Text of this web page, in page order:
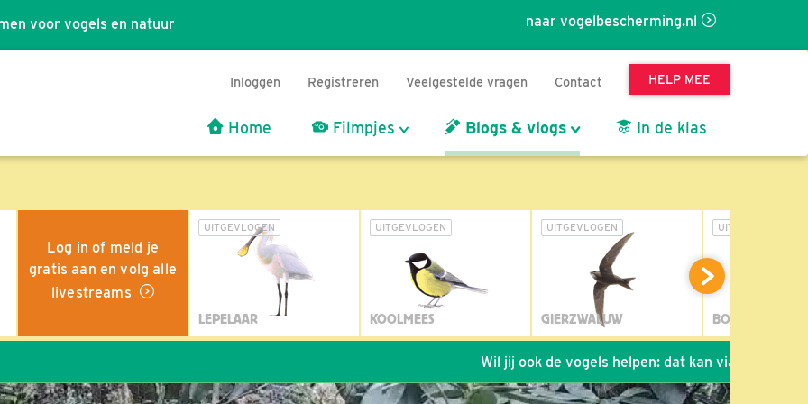
naar vogelbescherming.nl
voor vogels en natuur
Inloggen Registreren Veelgestelde vragen Contact HELP MEE
Home Filmpjes Blogs & vlogs In de klas
Log in of meld je
gratis aan en volg alle
livestreams
UITGEVLOGEN
LEPELAAR
UITGEVLOGEN
KOOLMEES
UITGEVLOGEN
GIERZWALUW
UITGEVLOGEN
BOSUIL
Wil jij ook de vogels helpen: dat kan via de link!